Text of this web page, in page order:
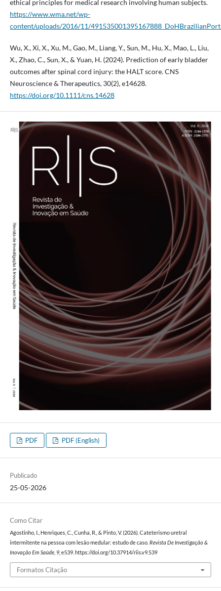
ethical principles for medical research involving human subjects.
https://www.wma.net/wp-
content/uploads/2016/11/
Wu, X., Xi, X., Xu, M., Gao, M., Liang, Y., Sun, M., Hu, X., Mao, L., Liu,
X., Zhao, C., Sun, X., & Yuan, H. (2024). Prediction of early bladder
outcomes after spinal cord injury: the HALT score. CNS
Neuroscience & Therapeutics, 30(2), e14628.
https://doi.org/10.1111/cns.14628
PDF PDF (English)
Publicado
25-05-2026
Como Citar
Agostinho, I., Henriques, C., Cunha, R., & Pinto, V. (2026). Cateterismo uretral
intermitente na pessoa com lesão medular: estudo de caso. Revista De Investigação &
Inovação Em Saúde, 9, e539. https://doi.org/10.37914/riis.v9.539
Formatos Citação